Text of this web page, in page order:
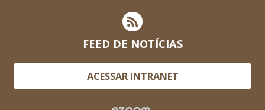
FEED DE NOTÍCIAS
ACESSAR INTRANET